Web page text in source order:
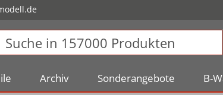
Archiv Sonderangebote B-